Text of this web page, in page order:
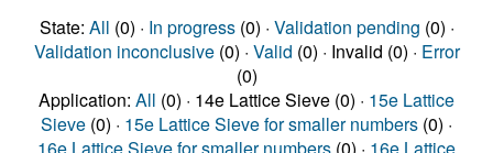
State: All (0) · In progress(0) · Validation pending (0) ·
Validation inconclusive(0) · Valid (0) · Invalid (0) · Error
(0)
Application: All (0) · 14e Lattice Sieve (0) · 15e Lattice
Sieve (0) · 15e Lattice Sieve for smaller numbers (0) ·